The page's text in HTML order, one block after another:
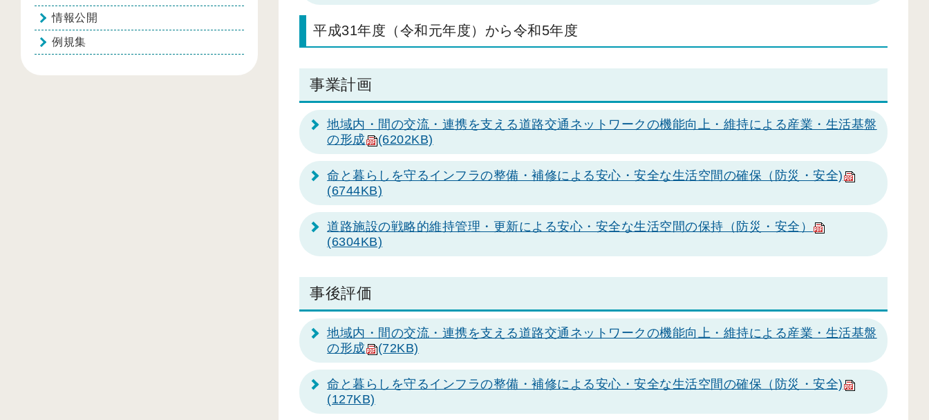
平成31年度（令和元年度）から令和5年度
事業計画
地域内・間の交流・連携を支える道路交通ネットワークの機能向上・維持による産業・生活基盤
の形成
(6202KB)
命と暮らしを守るインフラの整備・補修による安心・安全な生活空間の確保（防災・安全)
(6744KB)
道路施設の戦略的維持管理・更新による安心・安全な生活空間の保持（防災・安全）
(6304KB)
事後評価
地域内・間の交流・連携を支える道路交通ネットワークの機能向上・維持による産業・生活基盤
の形成
(72KB)
命と暮らしを守るインフラの整備・補修による安心・安全な生活空間の確保（防災・安全)
(127KB)
情報公開
例規集